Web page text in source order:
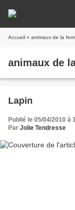
Accueil » animaux de la
animaux de
Lapin
Publié le 05/04/2010 à
Par Jolie Tendresse